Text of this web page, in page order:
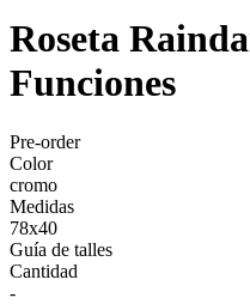
Roseta
Funciones
Pre-order
Color
cromo
Medidas
78x40
Guía de talles
Cantidad
-